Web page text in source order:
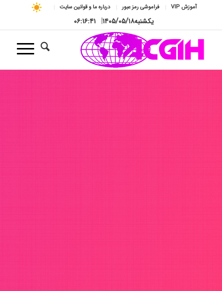
آموزش VIP فراموشی رمز عبور درباره ما و قوانین سایت
یکشنبه۱۴۰۵/۰۵/۱۸| ۰۶:۱۶:۴۳